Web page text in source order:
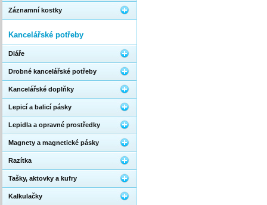
Záznamní kostky
Kancelářské potřeby
Diáře
Drobné kancelářské potřeby
Kancelářské doplňky
Lepicí a balicí pásky
Lepidla a opravné prostředky
Magnety a magnetické pásky
Razítka
Tašky, aktovky a kufry
Kalkulačky